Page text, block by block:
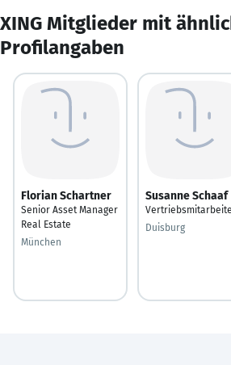
XING Mitglieder mit
Profilangaben
Florian Schartner
Senior Asset Manager
Real Estate
München
Susanne Schaaf
Duisburg